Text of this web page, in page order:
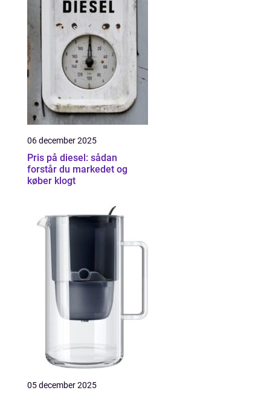
06 december 2025
Pris på diesel: sådan
forstår du markedet og
køber klogt
05 december 2025